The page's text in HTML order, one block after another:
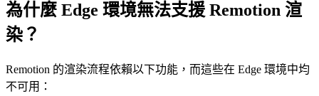
為什麼 Edge 環境無法支援 Remotion 渲
染？
Remotion 的渲染流程依賴以下功能，而這些在 Edge 環境中均
不可用：